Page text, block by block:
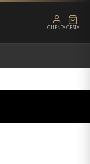
CUENTA CESTA